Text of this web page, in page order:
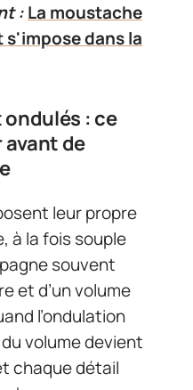
:La moustache
dans la
: ce
avant de
leur propre
à la fois souple
souvent
et d’un volume
l’ondulation
volume devient
chaque détail